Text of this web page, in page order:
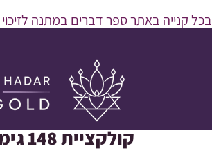
בכל קנייה באתר ספר דברים במתנה לזיכוי
קולקציית 148 גימטריה נחמן